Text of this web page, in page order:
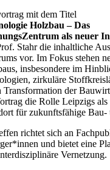
mit dem Titel
Holzbau – Das
als neuer
Stahr die inhaltliche
vor. Im Fokus stehen
insbesondere im
zirkuläre
Transformation der
die Rolle Leipzigs als
für zukunftsfähige
richtet sich an
und bietet eine
Vernetzung.